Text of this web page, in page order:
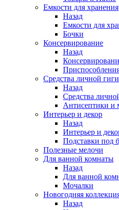
Емкости для хранения
Назад
Емкости для
Бочки
Консервирование
Назад
Средства личной
Назад
Средства
Антисептики и
Интерьер и декор
Назад
Интерьер и
Подставки под
Полезные мелочи
Для ванной комнаты
Назад
Для ванной
Мочалки
Новогодняя
Назад